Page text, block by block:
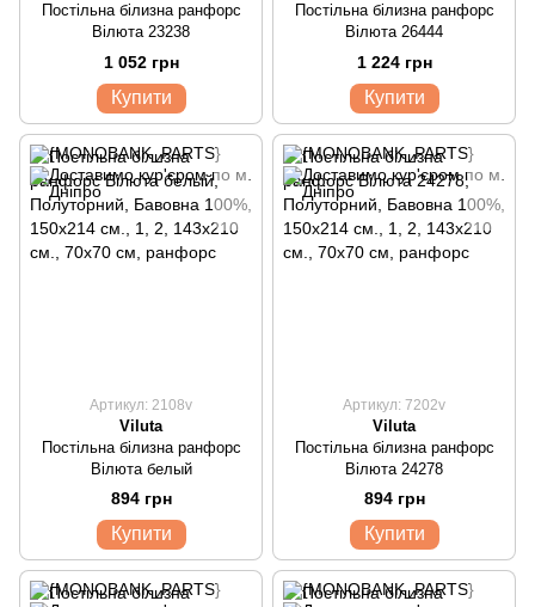
Постільна білизна ранфорс
Вілюта 23238
1 052 грн
Купити
Постільна білизна ранфорс
Вілюта 26444
1 224 грн
Купити
Артикул: 2108v
Viluta
Постільна білизна ранфорс
Вілюта белый
894 грн
Купити
Артикул: 7202v
Viluta
Постільна білизна ранфорс
Вілюта 24278
894 грн
Купити